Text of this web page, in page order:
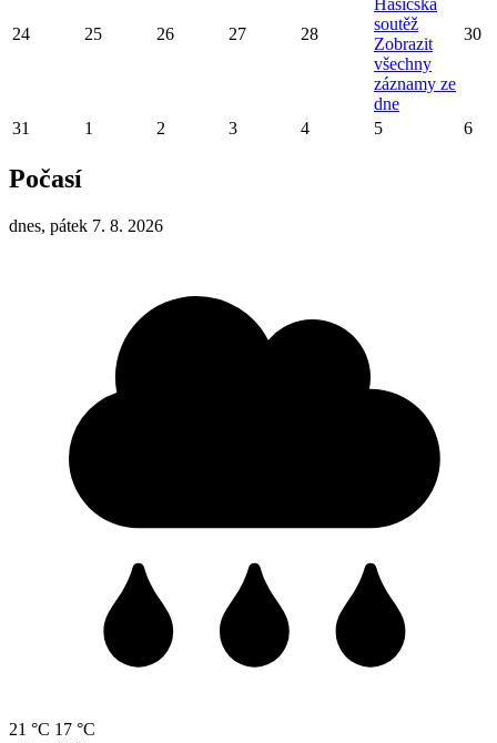
24 25 26 27 28
Hasičská
soutěž
Zobrazit
všechny
záznamy ze
dne
30
31 1 2 3 4 5 6
Počasí
dnes, pátek 7. 8. 2026
21 °C 17 °C